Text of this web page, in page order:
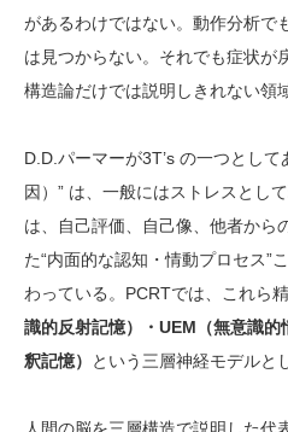
があるわけではない。動作分析で
は見つからない。それでも症状
構造論だけでは説明しきれない領
D.D.パーマーが3T’s の一つとし
因）” は、一般にはストレスとし
は、自己評価、自己像、他者から
た“内面的な認知・情動プロセス”
わっている。PCRTでは、これら
識的反射記憶）・ UEM （無意識的
釈記憶）
という三層神経モデルと